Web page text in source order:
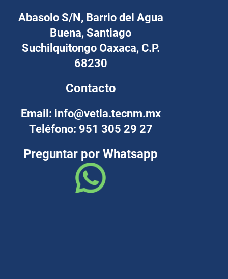
Abasolo S/N, Barrio del Agua
Buena, Santiago
Suchilquitongo Oaxaca, C.P.
68230
Contacto
Email: info@vetla.tecnm.mx
Teléfono: 951 305 29 27
Preguntar por Whatsapp